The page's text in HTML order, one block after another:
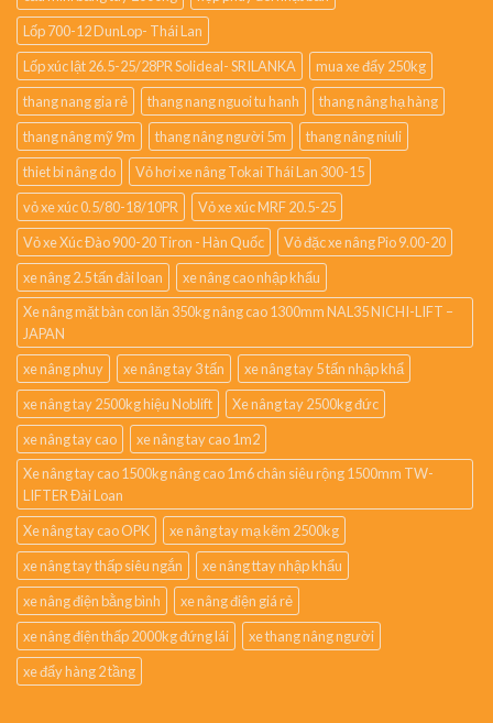
Lốp 700-12 DunLop- Thái Lan
Lốp xúc lật 26.5-25/28PR Solideal- SRILANKA
mua xe đẩy 250kg
thang nang gia rẻ
thang nang nguoi tu hanh
thang nâng hạ hàng
thang nâng mỹ 9m
thang nâng người 5m
thang nâng niuli
thiet bi nâng do
Vỏ hơi xe nâng Tokai Thái Lan 300-15
vỏ xe xúc 0.5/80-18/10PR
Vỏ xe xúc MRF 20.5-25
Vỏ xe Xúc Đào 900-20 Tiron - Hàn Quốc
Vỏ đặc xe nâng Pio 9.00-20
xe nâng 2.5 tấn đài loan
xe nâng cao nhập khẩu
Xe nâng mặt bàn con lăn 350kg nâng cao 1300mm NAL35 NICHI-LIFT –
JAPAN
xe nâng phuy
xe nâng tay 3 tấn
xe nâng tay 5 tấn nhập khẩ
xe nâng tay 2500kg hiệu Noblift
Xe nâng tay 2500kg đức
xe nâng tay cao
xe nâng tay cao 1m2
Xe nâng tay cao 1500kg nâng cao 1m6 chân siêu rộng 1500mm TW-
LIFTER Đài Loan
Xe nâng tay cao OPK
xe nâng tay mạ kẽm 2500kg
xe nâng tay thấp siêu ngắn
xe nâng ttay nhập khẩu
xe nâng điện bằng bình
xe nâng điện giá rẻ
xe nâng điện thấp 2000kg đứng lái
xe thang nâng người
xe đẩy hàng 2 tầng